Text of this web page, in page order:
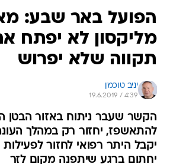
מליקסון לא יפתח
תקווה שלא יפרוש
יניב טוכמן
19.6.2019 / 4:39
הקשר שעבר ניתוח באזור הבטן
להתאשפז, יחזור רק במהלך
יקבל היתר רפואי לחזור
יחתום ברגע שיתפנה מקום לזר